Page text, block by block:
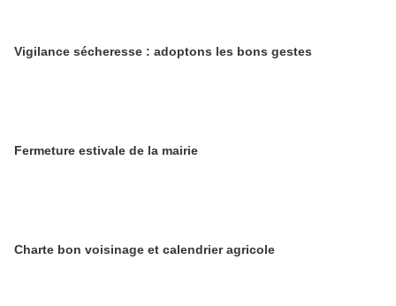
Vigilance sécheresse : adoptons les bons gestes
​​​​​​​Fermeture estivale de la mairie
Charte bon voisinage et calendrier agricole